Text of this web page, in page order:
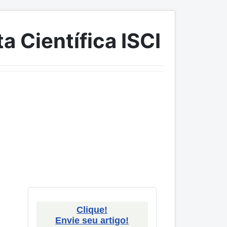
Científica ISCI
Clique!
Envie seu artigo!